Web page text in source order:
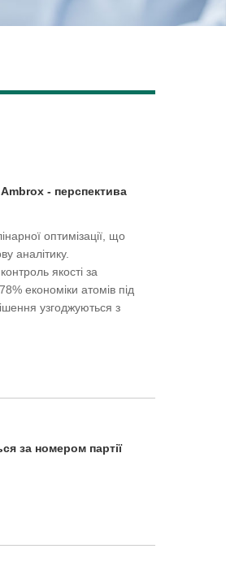
- перспектива
оптимізації, що
аналітику.
якості за
економіки атомів під
узгоджуються з
за номером партії